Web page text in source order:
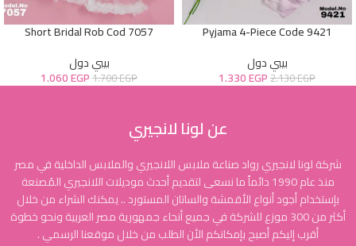
Pyjama 4-Piece Code 9421
بيبي دول
2.130EGP
1.330EGP
Short Bridal Rob Cod 7057
بيبي دول
1.700EGP
1.060EGP
عن لونا لانجيري
شركة لونا لانجيري رواد صناعة ملابس اللانجيري والملابس الداخلية في مصر
منذ عام 1990 دائماً ما نسعى لتقديم أحدث موديلات اللانجيري المُصنعة
بإستخدام أجود أنواع الأقمشة والساتان المستورد .. يمكنك الشراء من خلال
أكثر من 300 موزع للشركة في جميع أنحاء جمهورية مصر العربية ونحو خطوة
أقرب إليكم أصبح بإمكانكم الأن الطلب من خلال موقعنا الرسمي .